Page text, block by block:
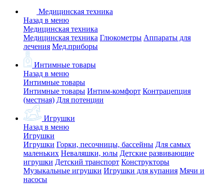
Медицинская техника
Назад в меню
Медицинская техника
Медицинская техника Глюкометры Аппараты для
лечения Мед.приборы
Интимные товары
Назад в меню
Интимные товары
Интимные товары Интим-комфорт Контрацепция
(местная) Для потенции
Игрушки
Назад в меню
Игрушки
Игрушки Горки, песочницы, бассейны Для самых
маленьких Неваляшки, юлы Детские развивающие
игрушки Детский транспорт Конструкторы
Музыкальные игрушки Игрушки для купания Мячи и
насосы